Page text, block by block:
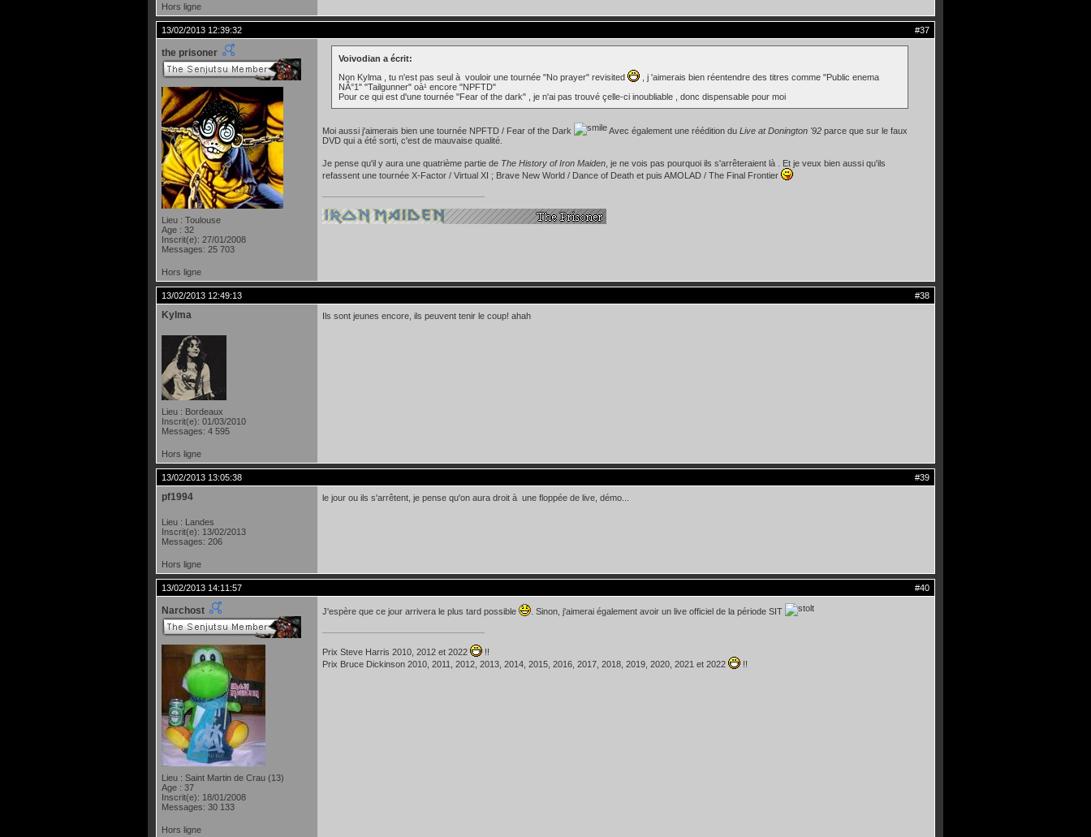
Hors ligne
#37
13/02/2013 12:39:32
the prisoner
Lieu : Toulouse
Age : 32
Inscrit(e): 27/01/2008
Messages: 25 703
Voivodian a écrit:
Non Kylma , tu n'est pas seul à vouloir une tournée "No prayer" revisited
, j 'aimerais bien réentendre des titres comme "Public enema
NÂ°1" "Tailgunner" oà¹ encore "NPFTD"
Pour ce qui est d'une tournée "Fear of the dark" , je n'ai pas trouvé çelle-ci inoubliable , donc dispensable pour moi
Moi aussi j'aimerais bien une tournée NPFTD / Fear of the Dark Avec également une réédition du Live at Donington '92 parce que sur le faux
DVD qui a été sorti, c'est de mauvaise qualité.
Je pense qu'il y aura une quatrième partie de The History of Iron Maiden , je ne vois pas pourquoi ils s'arrêteraient là . Et je veux bien aussi qu'ils
refassent une tournée X-Factor / Virtual XI ; Brave New World / Dance of Death et puis AMOLAD / The Final Frontier
Hors ligne
#38
13/02/2013 12:49:13
Kylma
Lieu : Bordeaux
Inscrit(e): 01/03/2010
Messages: 4 595
Ils sont jeunes encore, ils peuvent tenir le coup! ahah
Hors ligne
#39
13/02/2013 13:05:38
pf1994
Lieu : Landes
Inscrit(e): 13/02/2013
Messages: 206
le jour ou ils s'arrêtent, je pense qu'on aura droit à une floppée de live, démo...
Hors ligne
#40
13/02/2013 14:11:57
Narchost
Lieu : Saint Martin de Crau (13)
Age : 37
Inscrit(e): 18/01/2008
Messages: 30 133
J'espère que ce jour arrivera le plus tard possible . Sinon, j'aimerai également avoir un live officiel de la période SIT
Prix Steve Harris 2010, 2012 et 2022
!!
Prix Bruce Dickinson 2010, 2011, 2012, 2013, 2014, 2015, 2016, 2017, 2018, 2019, 2020, 2021 et 2022
!!
Hors ligne